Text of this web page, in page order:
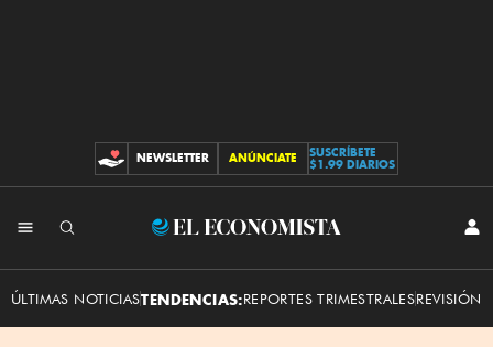
CONTRIBUCIONES
NEWSLETTER ANÚNCIATE
SUSCRÍBETE
$1.99 DIARIOS
El
ÚLTIMAS NOTICIASTENDENCIAS:REPORTES TRIMESTRALESREVISIÓN